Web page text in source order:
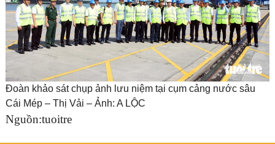
Đoàn khảo sát chụp ảnh lưu niệm tại cụm cảng nước sâu
Cái Mép – Thị Vải – Ảnh: A LỘC
Nguồn:tuoitre